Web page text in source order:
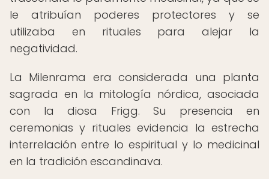
le atribuían poderes protectores y se
utilizaba en rituales para alejar la
negatividad.
La Milenrama era considerada una planta
sagrada en la mitología nórdica, asociada
con la diosa Frigg. Su presencia en
ceremonias y rituales evidencia la estrecha
interrelación entre lo espiritual y lo medicinal
en la tradición escandinava.